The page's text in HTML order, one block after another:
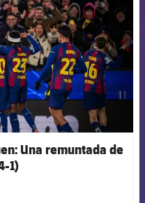
Una remuntada de
1)